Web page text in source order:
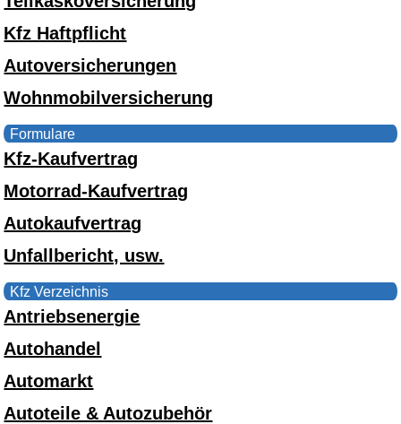
Kfz Haftpflicht
Autoversicherungen
Wohnmobilversicherung
Formulare
Kfz-Kaufvertrag
Motorrad-Kaufvertrag
Autokaufvertrag
Unfallbericht, usw.
Kfz Verzeichnis
Antriebsenergie
Autohandel
Automarkt
Autoteile & Autozubehör